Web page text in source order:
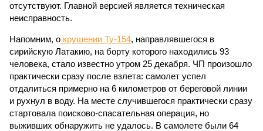
отсутствуют. Главной версией является техническая
неисправность.
Напомним, о крушении Ту-154, направлявшегося в
сирийскую Латакию, на борту которого находились 93
человека, стало известно утром 25 декабря. ЧП произошло
практически сразу после взлета: самолет успел
отдалиться примерно на 6 километров от береговой линии
и рухнул в воду. На месте случившегося практически сразу
стартовала поисково-спасательная операция, но
выживших обнаружить не удалось. В самолете были 64